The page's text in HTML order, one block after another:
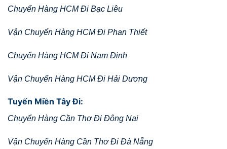
Chuyển Hàng HCM Đi Bạc Liêu
Vận Chuyển Hàng HCM Đi Phan Thiết
Chuyển Hàng HCM Đi Nam Định
Vận Chuyển Hàng HCM Đi Hải Dương
Tuyến Miền Tây Đi:
Chuyển Hàng Cần Thơ Đi Đông Nai
Vận Chuyển Hàng Cần Thơ Đi Đà Nẵng